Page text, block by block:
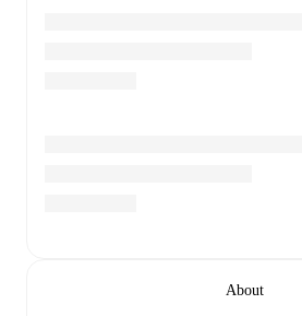
About